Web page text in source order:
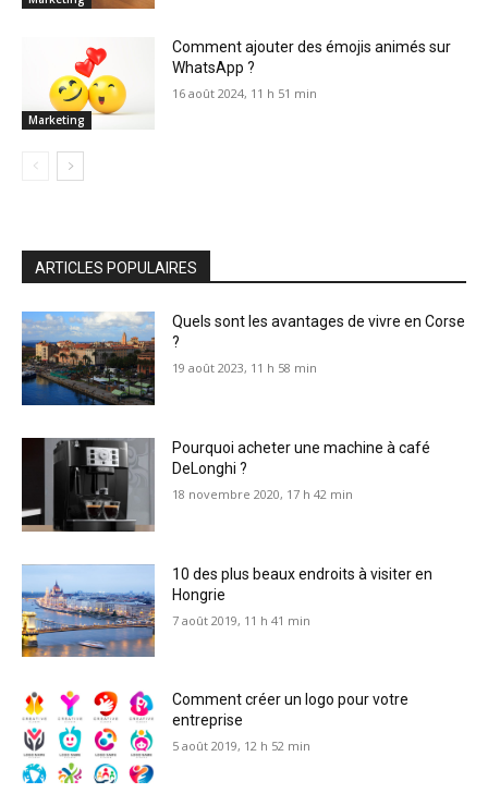
Marketing
Comment ajouter des émojis animés sur
WhatsApp ?
16 août 2024, 11 h 51 min
ARTICLES POPULAIRES
Quels sont les avantages de vivre en Corse
?
19 août 2023, 11 h 58 min
Pourquoi acheter une machine à café
DeLonghi ?
18 novembre 2020, 17 h 42 min
10 des plus beaux endroits à visiter en
Hongrie
7 août 2019, 11 h 41 min
Comment créer un logo pour votre
entreprise
5 août 2019, 12 h 52 min